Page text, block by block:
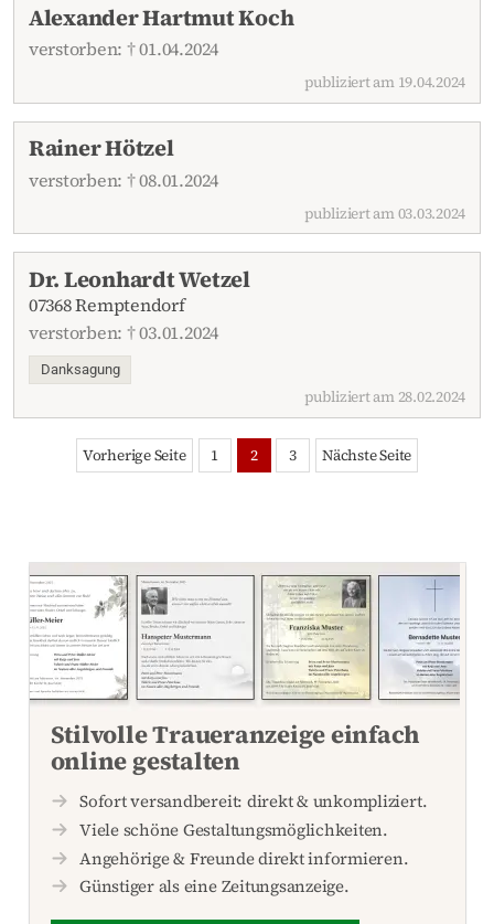
Alexander Hartmut Koch
verstorben: † 01.04.2024
publiziert am 19.04.2024
Rainer Hötzel
verstorben: † 08.01.2024
publiziert am 03.03.2024
Dr. Leonhardt Wetzel
07368 Remptendorf
verstorben: † 03.01.2024
Danksagung
publiziert am 28.02.2024
Vorherige Seite 1 2 3 Nächste Seite
Stilvolle Traueranzeige einfach
online gestalten
Sofort versandbereit: direkt & unkompliziert.
Viele schöne Gestaltungsmöglichkeiten.
Angehörige & Freunde direkt informieren.
Günstiger als eine Zeitungsanzeige.